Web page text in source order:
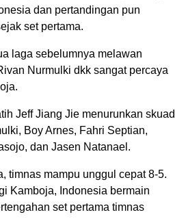
dan pertandingan pun
set pertama.
laga sebelumnya melawan
Nurmulki dkk sangat percaya
Jeff Jiang Jie menurunkan skuad
Boy Arnes, Fahri Septian,
dan Jasen Natanael.
timnas mampu unggul cepat 8-5.
Kamboja, Indonesia bermain
set pertama timnas